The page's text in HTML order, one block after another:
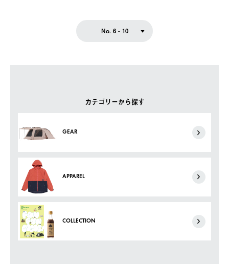
カテゴリーから探す
GEAR
APPAREL
COLLECTION
No. 6 - 10